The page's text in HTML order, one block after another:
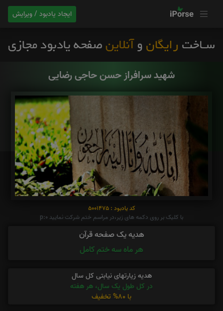
ایجاد یادبود / ویرایش
شهید سرافراز حسن حاجی رضایی
کد یادبود : 5001475
با کلیک بر روی دکمه های زیر،در مراسم ختم شرکت نمایید p:0
هدیه یک صفحه قرآن
هر ماه سه ختم کامل
هدیه زیارتهای نیابتی کل سال
در کل طول یک سال، هر هفته
با 80% تخفیف